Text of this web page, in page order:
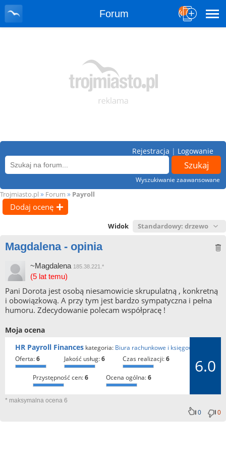
Forum
Wyszukiwanie zaawansowane
Rejestracja | Logowanie
Trojmiasto.pl » Forum » Payroll
Dodaj ocenę
Widok
Magdalena - opinia
~Magdalena 185.38.221.*
(5 lat temu)
Pani Dorota jest osobą niesamowicie skrupulatną , konkretną
i obowiązkową. A przy tym jest bardzo sympatyczna i pełna
humoru. Zdecydowanie polecam współpracę !
Moja ocena
HR Payroll Finances kategoria: Biura rachunkowe i księgowi
oferta:6 jakość usług:6 czas realizacji:6
przystępność cen:6 ocena ogólna:6
6.0
* maksymalna ocena 6
0
0